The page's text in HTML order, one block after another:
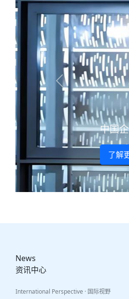
Let
让更
Previous
News
资讯中心
International Perspective · 国际视野